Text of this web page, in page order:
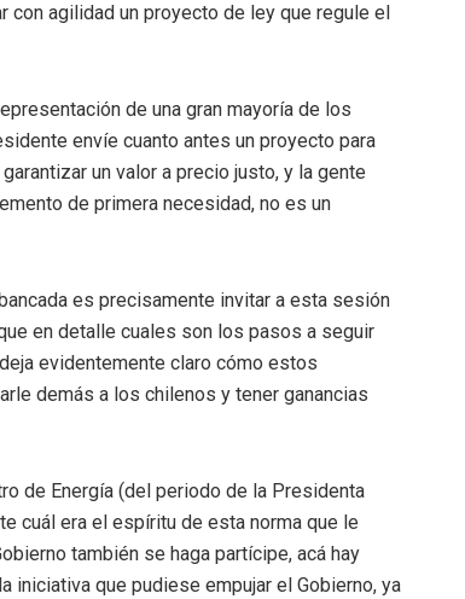
agilidad un proyecto de ley que regule el
de una gran mayoría de los
envíe cuanto antes un proyecto para
un valor a precio justo, y la gente
de primera necesidad, no es un
es precisamente invitar a esta sesión
en detalle cuales son los pasos a seguir
evidentemente claro cómo estos
demás a los chilenos y tener ganancias
de Energía (del periodo de la Presidenta
cuál era el espíritu de esta norma que le
también se haga partícipe, acá hay
que pudiese empujar el Gobierno, ya